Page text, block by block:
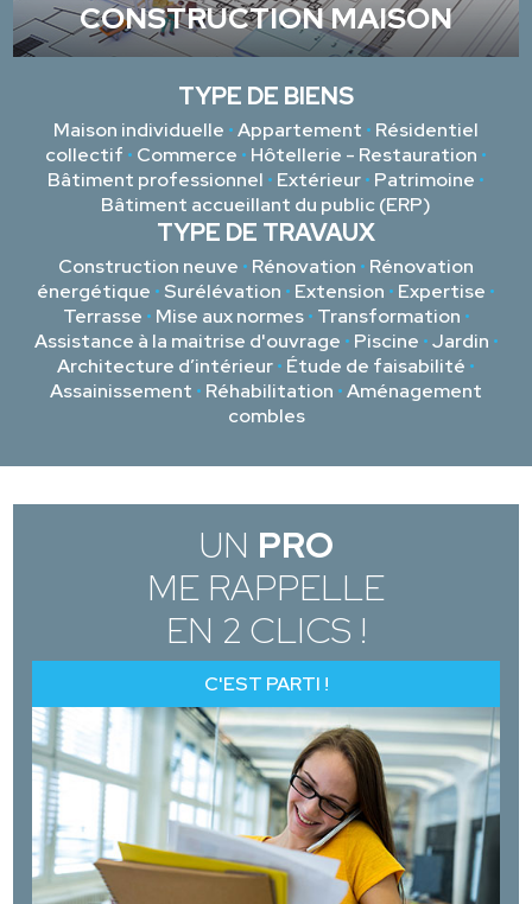
CONSTRUCTION MAISON
TYPE DE BIENS
Maison individuelle •Appartement • Résidentiel
collectif • Commerce • Hôtellerie - Restauration •
Bâtiment professionnel • Extérieur• Patrimoine •
Bâtiment accueillant du public (ERP)
TYPE DE TRAVAUX
Construction neuve • Rénovation • Rénovation
énergétique • Surélévation • Extension • Expertise •
Terrasse • Mise aux normes • Transformation •
Assistance à la maitrise d'ouvrage • Piscine •Jardin •
Architecture d’intérieur• Étude de faisabilité •
Assainissement • Réhabilitation •Aménagement
combles
UN PRO
ME RAPPELLE
EN 2 CLICS !
C'EST PARTI !